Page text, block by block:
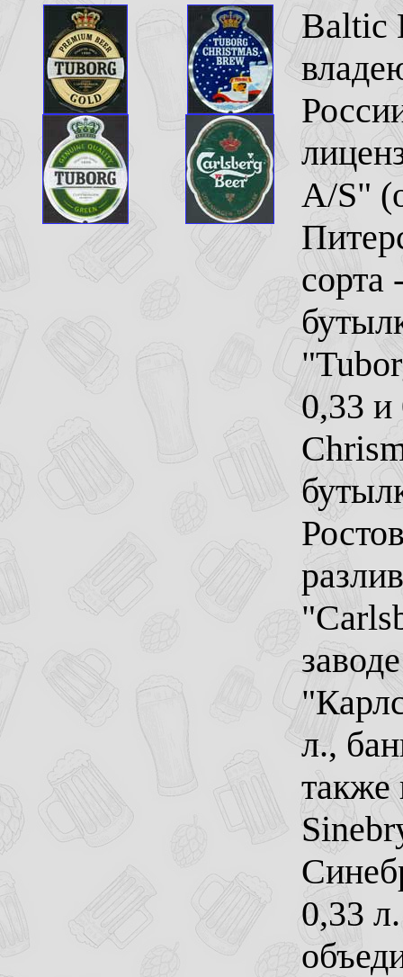
Baltic
A/S"
сорта
0,33 и
л.,
также
0,33